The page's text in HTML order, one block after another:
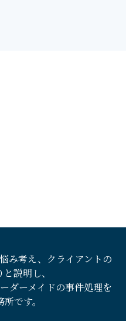
み考え、クライアントの
説明し、
ダーメイドの事件処理を
です。